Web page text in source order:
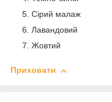
Сірий малаж
Лавандовий
Жовтий
Приховати